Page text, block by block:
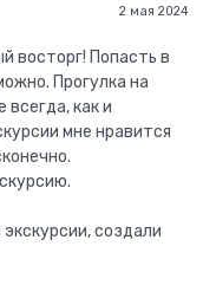
2 мая 2024
восторг! Попасть в
Прогулка на
как и
мне нравится
создали